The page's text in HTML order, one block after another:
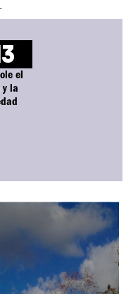
el
y la